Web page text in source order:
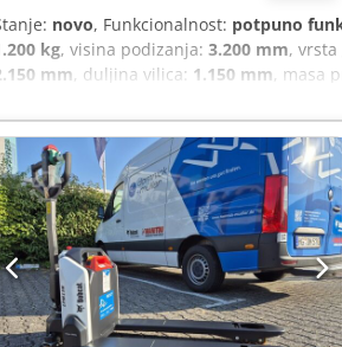
novo, Funkcionalnost: potpuno
kg, visina podizanja: 3.200 mm, vrsta
mm, duljina vilica: 1.150 mm, masa
mm Debljina vilica: 60 mm Tip jarbola:
Poliuretan Stanje prednjih kotača: 80 -
kotača: 80 - 100% Baterija volt:
2026 Stanje baterije: 80 - 100%